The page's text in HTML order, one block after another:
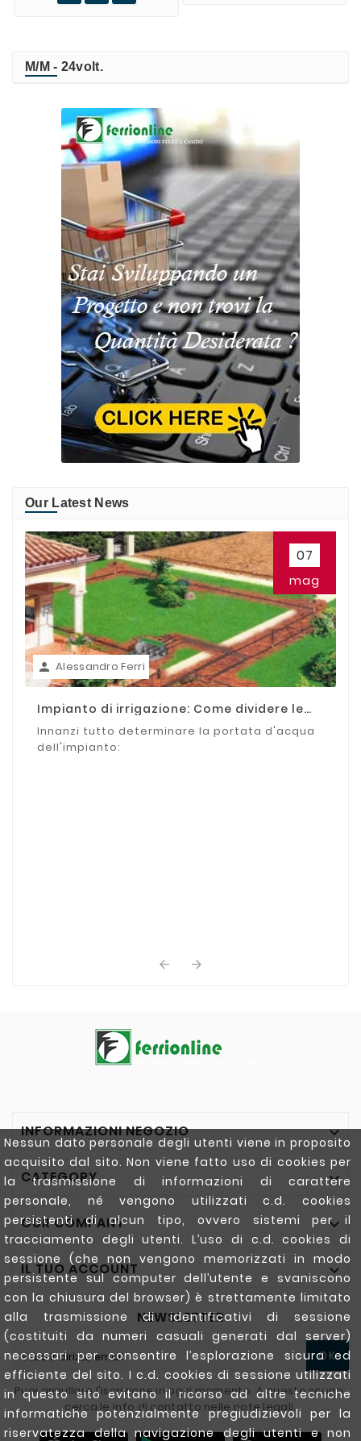
Nessun dato personale degli utenti viene in proposito
acquisito dal sito. Non viene fatto uso di cookies per
la trasmissione di informazioni di carattere
personale, né vengono utilizzati c.d. cookies
persistenti di alcun tipo, ovvero sistemi per il
tracciamento degli utenti. L’uso di c.d. cookies di
sessione (che non vengono memorizzati in modo
persistente sul computer dell’utente e svaniscono
con la chiusura del browser) è strettamente limitato
alla trasmissione di identificativi di sessione
(costituiti da numeri casuali generati dal server)
necessari per consentire l’esplorazione sicura ed
efficiente del sito. I c.d. cookies di sessione utilizzati
in questo sito evitano il ricorso ad altre tecniche
informatiche potenzialmente pregiudizievoli per la
riservatezza della navigazione degli utenti e non
M/M - 24volt.
Our Latest News
07
mag
 Alessandro Ferri
Impianto di irrigazione: Come dividere le
Innanzi tutto determinare la portata d'acqua
dell'impianto:
 
INFORMAZIONI NEGOZIO 
CATEGORY 
OUR COMPANY 
IL TUO ACCOUNT 
NEWSLETTER
OK
Puoi annullare l'iscrizione in ogni momento. A questo scopo,
cerca le info di contatto nelle note legali.